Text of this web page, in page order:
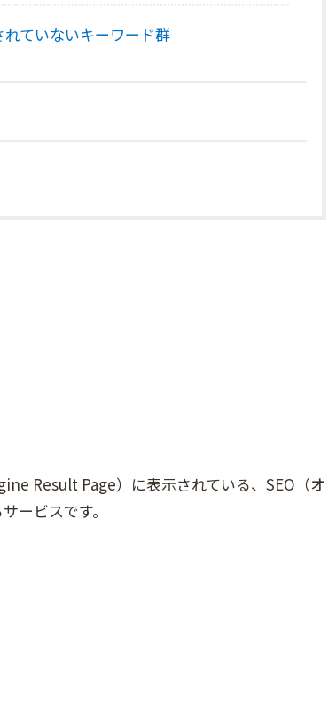
ていないキーワード群
Result Page）に表示されている、SEO（オ
ービスです。